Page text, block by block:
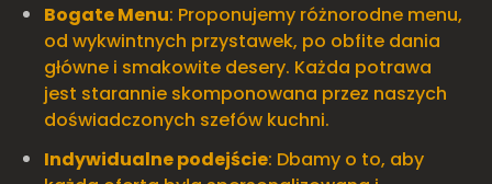
Bogate Menu: Proponujemy różnorodne menu,
od wykwintnych przystawek, po obfite dania
główne i smakowite desery. Każda potrawa
jest starannie skomponowana przez naszych
doświadczonych szefów kuchni.
Indywidualne podejście: Dbamy o to, aby